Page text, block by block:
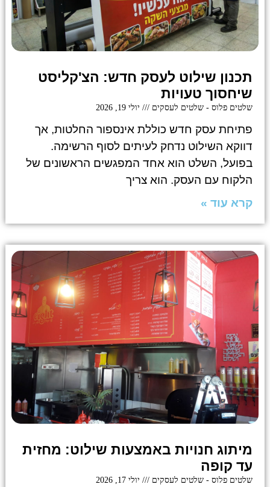
תכנון שילוט לעסק חדש: הצ'קליסט
שיחסוך טעויות
שלטים פלוס - שלטים לעסקים יולי 19, 2026
פתיחת עסק חדש כוללת אינספור החלטות, אך
דווקא השילוט נדחק לעיתים לסוף הרשימה.
בפועל, השלט הוא אחד המפגשים הראשונים של
הלקוח עם העסק. הוא צריך
קרא עוד »
מיתוג חנויות באמצעות שילוט: מחזית
עד קופה
שלטים פלוס - שלטים לעסקים יולי 17, 2026